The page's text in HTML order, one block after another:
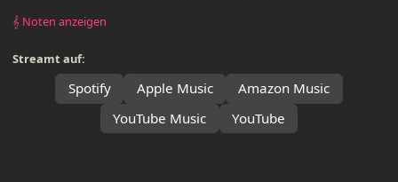
𝄞 Noten anzeigen
Streamt auf:
Spotify Apple Music
Amazon Music
YouTube Music
YouTube